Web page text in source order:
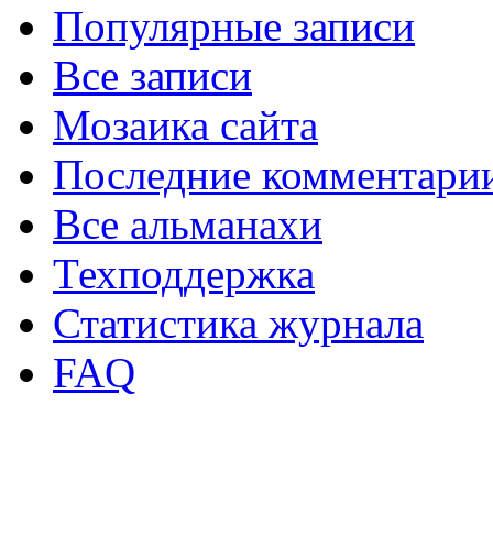
Популярные записи
Все записи
Мозаика сайта
Последние
Все альманахи
Техподдержка
Статистика журнала
FAQ